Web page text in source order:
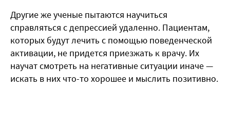
Другие же ученые пытаются научиться
справляться с депрессией удаленно. Пациентам,
которых будут лечить с помощью поведенческой
активации, не придется приезжать к врачу. Их
научат смотреть на негативные ситуации иначе —
искать в них что-то хорошее и мыслить позитивно.